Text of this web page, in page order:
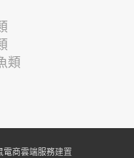
類
電商雲端服務建置